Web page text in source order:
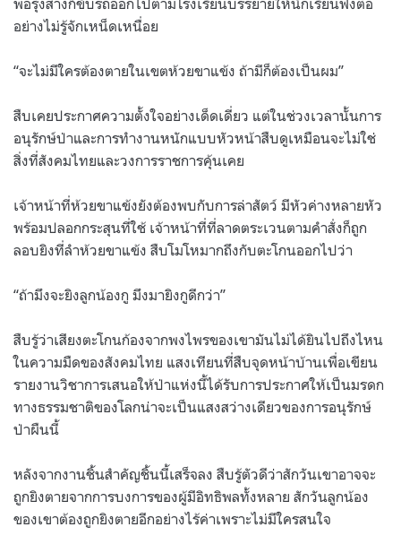
อย่างไม่รู้จักเหน็ดเหนื่อย
“จะไม่มีใครต้องตายในเขตห้วยขาแข้ง ถ้ามีก็ต้องเป็นผม”
สืบเคยประกาศความตั้งใจอย่างเด็ดเดี่ยว แต่ในช่วงเวลานั้นการ
อนุรักษ์ป่าและการทำงานหนักแบบหัวหน้าสืบดูเหมือนจะไม่ใช่
สิ่งที่สังคมไทยและวงการราชการคุ้นเคย
เจ้าหน้าที่ห้วยขาแข้งยังต้องพบกับการล่าสัตว์ มีหัวค่างหลายหัว
พร้อมปลอกกระสุนที่ใช้ เจ้าหน้าที่ที่ลาดตระเวนตามคำสั่งก็ถูก
ลอบยิงที่ลำห้วยขาแข้ง สืบโมโหมากถึงกับตะโกนออกไปว่า
“ถ้ามึงจะยิงลูกน้องกู มึงมายิงกูดีกว่า”
สืบรู้ว่าเสียงตะโกนก้องจากพงไพรของเขามันไม่ได้ยินไปถึงไหน
ในความมืดของสังคมไทย แสงเทียนที่สืบจุดหน้าบ้านเพื่อเขียน
รายงานวิชาการเสนอให้ป่าแห่งนี้ได้รับการประกาศให้เป็นมรดก
ทางธรรมชาติของโลกน่าจะเป็นแสงสว่างเดียวของการอนุรักษ์
ป่าผืนนี้
หลังจากงานชิ้นสำคัญชิ้นนี้เสร็จลง สืบรู้ตัวดีว่าสักวันเขาอาจจะ
ถูกยิงตายจากการบงการของผู้มีอิทธิพลทั้งหลาย สักวันลูกน้อง
ของเขาต้องถูกยิงตายอีกอย่างไร้ค่าเพราะไม่มีใครสนใจ